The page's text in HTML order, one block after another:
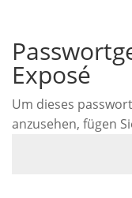
Exposé
Um dieses
anzusehen, fügen